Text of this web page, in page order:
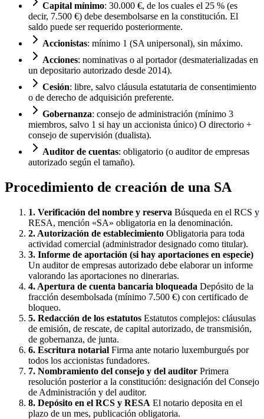
Capital mínimo: 30.000 €, de los cuales el 25 % (es
decir, 7.500 €) debe desembolsarse en la constitución. El
saldo puede ser requerido posteriormente.
Accionistas: mínimo 1 (SA unipersonal), sin máximo.
Acciones: nominativas o al portador (desmaterializadas en
un depositario autorizado desde 2014).
Cesión: libre, salvo cláusula estatutaria de consentimiento
o de derecho de adquisición preferente.
Gobernanza: consejo de administración (mínimo 3
miembros, salvo 1 si hay un accionista único) O directorio +
consejo de supervisión (dualista).
Auditor de cuentas: obligatorio (o auditor de empresas
autorizado según el tamaño).
Procedimiento de creación de una SA
1. Verificación del nombre y reserva Búsqueda en el RCS y
RESA, mención «SA» obligatoria en la denominación.
2. Autorización de establecimiento Obligatoria para toda
actividad comercial (administrador designado como titular).
3. Informe de aportación (si hay aportaciones en especie)
Un auditor de empresas autorizado debe elaborar un informe
valorando las aportaciones no dinerarias.
4. Apertura de cuenta bancaria bloqueada Depósito de la
fracción desembolsada (mínimo 7.500 €) con certificado de
bloqueo.
5. Redacción de los estatutos Estatutos complejos: cláusulas
de emisión, de rescate, de capital autorizado, de transmisión,
de gobernanza, de junta.
6. Escritura notarial Firma ante notario luxemburgués por
todos los accionistas fundadores.
7. Nombramiento del consejo y del auditor Primera
resolución posterior a la constitución: designación del Consejo
de Administración y del auditor.
8. Depósito en el RCS y RESA El notario deposita en el
plazo de un mes, publicación obligatoria.